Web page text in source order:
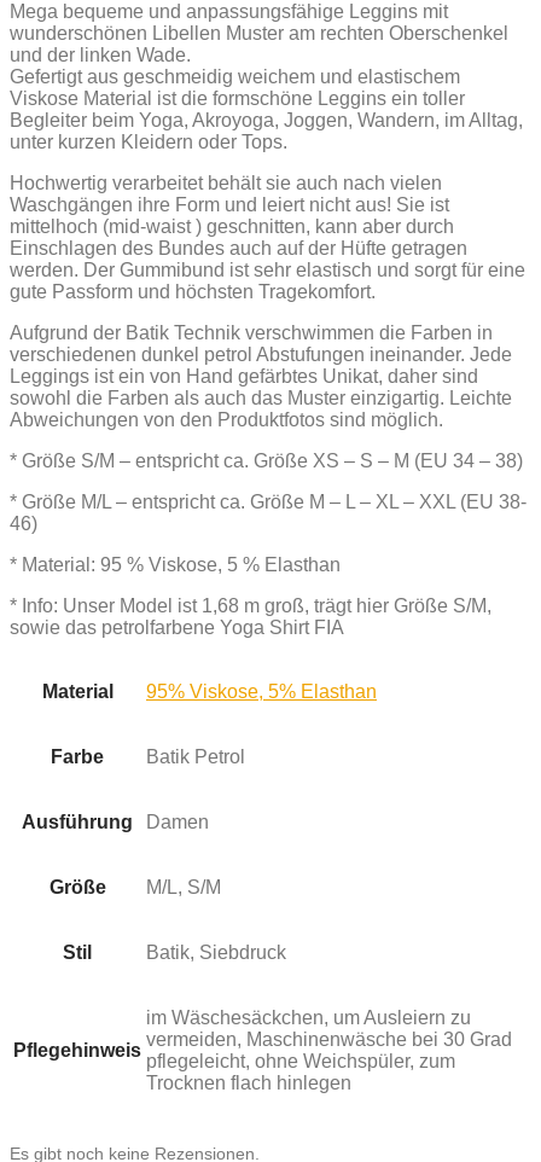
Mega bequeme und anpassungsfähige Leggins mit
wunderschönen Libellen Muster am rechten Oberschenkel
und der linken Wade.
Gefertigt aus geschmeidig weichem und elastischem
Viskose Material ist die formschöne Leggins ein toller
Begleiter beim Yoga, Akroyoga, Joggen, Wandern, im Alltag,
unter kurzen Kleidern oder Tops.
Hochwertig verarbeitet behält sie auch nach vielen
Waschgängen ihre Form und leiert nicht aus! Sie ist
mittelhoch (mid-waist ) geschnitten, kann aber durch
Einschlagen des Bundes auch auf der Hüfte getragen
werden. Der Gummibund ist sehr elastisch und sorgt für eine
gute Passform und höchsten Tragekomfort.
Aufgrund der Batik Technik verschwimmen die Farben in
verschiedenen dunkel petrol Abstufungen ineinander. Jede
Leggings ist ein von Hand gefärbtes Unikat, daher sind
sowohl die Farben als auch das Muster einzigartig. Leichte
Abweichungen von den Produktfotos sind möglich.
* Größe S/M – entspricht ca. Größe XS – S – M (EU 34 – 38)
* Größe M/L – entspricht ca. Größe M – L – XL – XXL (EU 38-
46)
* Material: 95 % Viskose, 5 % Elasthan
* Info: Unser Model ist 1,68 m groß, trägt hier Größe S/M,
sowie das petrolfarbene Yoga Shirt FIA
Material 95% Viskose, 5% Elasthan
Farbe Batik Petrol
Ausführung Damen
Größe M/L, S/M
Stil Batik, Siebdruck
Pflegehinweis
im Wäschesäckchen, um Ausleiern zu
vermeiden, Maschinenwäsche bei 30 Grad
pflegeleicht, ohne Weichspüler, zum
Trocknen flach hinlegen
Es gibt noch keine Rezensionen.